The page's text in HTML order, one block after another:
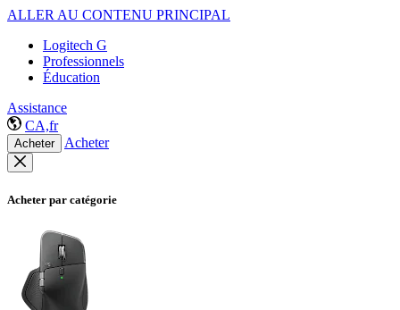
ALLER AU CONTENU PRINCIPAL
Logitech G
Professionnels
Éducation
Assistance
CA,fr
Acheter Acheter
Acheter par catégorie